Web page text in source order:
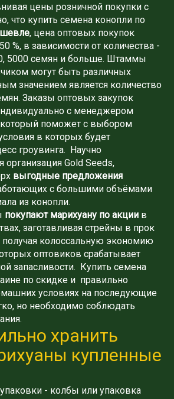
цены розничной покупки с
что купить семена конопли по
, цена оптовых покупок
%, в зависимости от количества -
5000 семян и больше. Штаммы
могут быть различных
значением является количество
Заказы оптовых закупок
с менеджером
поможет с выбором
в которых будет
гроувинга. Научно
организация Gold Seeds,
выгодные предложения
с большими объёмами
из конопли.
покупают марихуану по акции в
заготавливая стрейны в прок
получая колоссальную экономию
оптовиков срабатывает
запасливости. Купить семена
по скидке и правильно
условиях на последующие
но необходимо соблюдать
хранить
купленные
- колбы или упаковка